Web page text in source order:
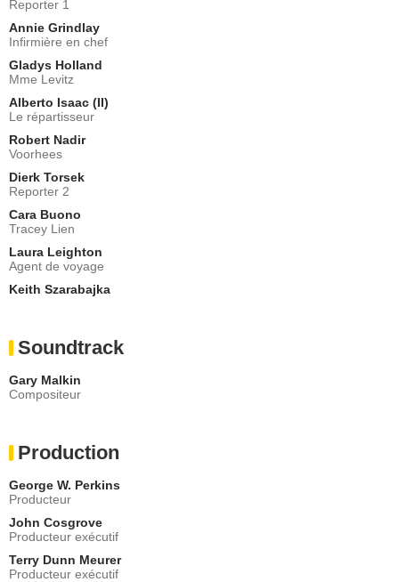
Reporter 1
Annie Grindlay
Infirmière en chef
Gladys Holland
Mme Levitz
Alberto Isaac (II)
Le répartisseur
Robert Nadir
Voorhees
Dierk Torsek
Reporter 2
Cara Buono
Tracey Lien
Laura Leighton
Agent de voyage
Keith Szarabajka
Soundtrack
Gary Malkin
Compositeur
Production
George W. Perkins
Producteur
John Cosgrove
Producteur exécutif
Terry Dunn Meurer
Producteur exécutif